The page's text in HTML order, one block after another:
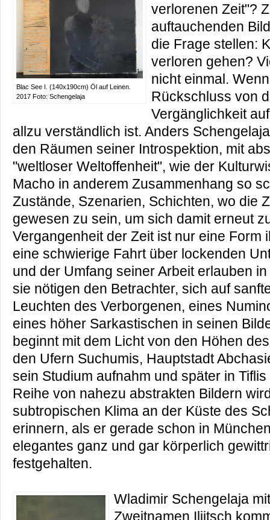
Blac See I. (140x190cm) Öl auf Leinen.
2017 Foto: Schengelaja
verlorenen Zeit"?
auftauchenden
die Frage stellen:
verloren gehen?
nicht einmal.
Rückschluss von
Vergänglichkeit
allzu verständlich ist. Anders
den Räumen seiner Introspektion, mit
"weltloser Weltoffenheit", wie der
Macho in anderem Zusammenhang so
Zustände, Szenarien, Schichten, wo die
gewesen zu sein, um sich damit erneut
Vergangenheit der Zeit ist nur eine Form
eine schwierige Fahrt über lockenden
und der Umfang seiner Arbeit erlauben
sie nötigen den Betrachter, sich auf
Leuchten des Verborgenen, eines
eines höher Sarkastischen in seinen
beginnt mit dem Licht von den Höhen
den Ufern Suchumis, Hauptstadt
sein Studium aufnahm und später in
Reihe von nahezu abstrakten Bildern
subtropischen Klima an der Küste des
erinnern, als er gerade schon in
elegantes ganz und gar körperlich
festgehalten.
Wladimir Schengelaja
Zweitnamen Iljitsch